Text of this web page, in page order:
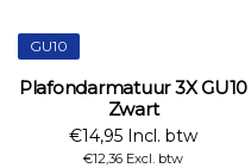
GU10
Plafondarmatuur 3X GU10
Zwart
€14,95 Incl. btw
€12,36 Excl. btw